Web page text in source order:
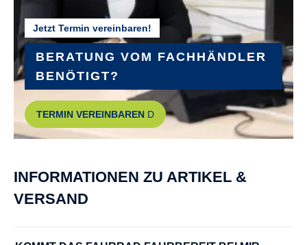
LENKER :
Aluminium
MODELLJAHR :
2026
Urban Pedale mit Griptape
Jetzt Termin vereinbaren!
BERATUNG VOM FACHHÄNDLER
BENÖTIGT?
TERMIN VEREINBAREN
INFORMATIONEN ZU ARTIKEL &
VERSAND